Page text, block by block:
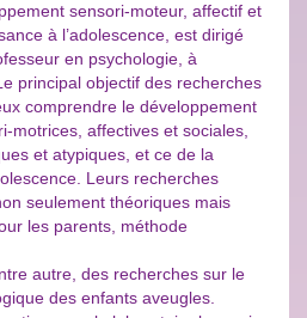
sensori-moteur, affectif et
à l’adolescence, est dirigé
en psychologie, à
principal objectif des recherches
comprendre le développement
motrices, affectives et sociales,
et atypiques, et ce de la
Leurs recherches
seulement théoriques mais
les parents, méthode
autre, des recherches sur le
des enfants aveugles.